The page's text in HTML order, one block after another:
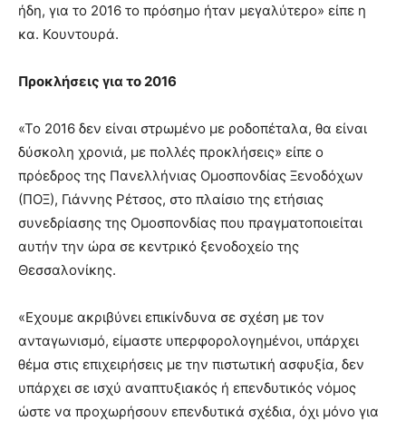
ήδη, για το 2016 το πρόσημο ήταν μεγαλύτερο» είπε η
κα. Κουντουρά.
Προκλήσεις για το 2016
«Το 2016 δεν είναι στρωμένο με ροδοπέταλα, θα είναι
δύσκολη χρονιά, με πολλές προκλήσεις» είπε ο
πρόεδρος της Πανελλήνιας Ομοσπονδίας Ξενοδόχων
(ΠΟΞ), Γιάννης Ρέτσος, στο πλαίσιο της ετήσιας
συνεδρίασης της Ομοσπονδίας που πραγματοποιείται
αυτήν την ώρα σε κεντρικό ξενοδοχείο της
Θεσσαλονίκης.
«Εχουμε ακριβύνει επικίνδυνα σε σχέση με τον
ανταγωνισμό, είμαστε υπερφορολογημένοι, υπάρχει
θέμα στις επιχειρήσεις με την πιστωτική ασφυξία, δεν
υπάρχει σε ισχύ αναπτυξιακός ή επενδυτικός νόμος
ώστε να προχωρήσουν επενδυτικά σχέδια, όχι μόνο για